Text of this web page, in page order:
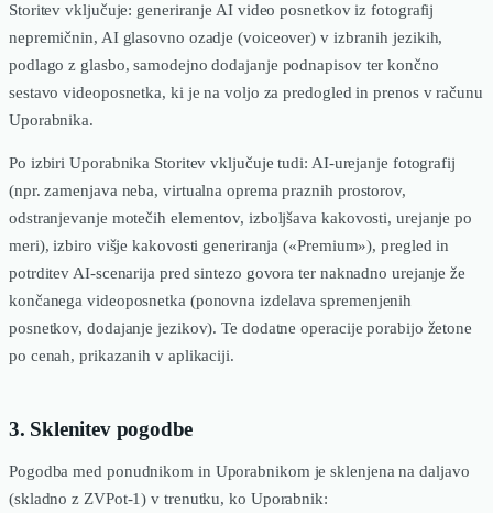
Storitev vključuje: generiranje AI video posnetkov iz fotografij
nepremičnin, AI glasovno ozadje (voiceover) v izbranih jezikih,
podlago z glasbo, samodejno dodajanje podnapisov ter končno
sestavo videoposnetka, ki je na voljo za predogled in prenos v računu
Uporabnika.
Po izbiri Uporabnika Storitev vključuje tudi: AI-urejanje fotografij
(npr. zamenjava neba, virtualna oprema praznih prostorov,
odstranjevanje motečih elementov, izboljšava kakovosti, urejanje po
meri), izbiro višje kakovosti generiranja («Premium»), pregled in
potrditev AI-scenarija pred sintezo govora ter naknadno urejanje že
končanega videoposnetka (ponovna izdelava spremenjenih
posnetkov, dodajanje jezikov). Te dodatne operacije porabijo žetone
po cenah, prikazanih v aplikaciji.
3. Sklenitev pogodbe
Pogodba med ponudnikom in Uporabnikom je sklenjena na daljavo
(skladno z ZVPot-1) v trenutku, ko Uporabnik: